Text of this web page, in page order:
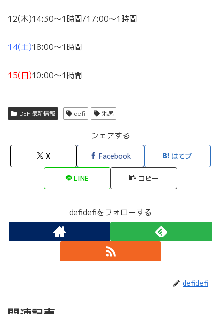
12(木)14:30～1時間/17:00～1時間
14(土)18:00～1時間
15(日)10:00～1時間
DEFI最新情報 defi 池尻
シェアする
X Facebook はてブ
LINE コピー
defidefiをフォローする
defidefi